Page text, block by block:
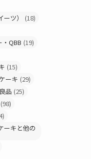
ツ）
(18)
QBB (19)
(15)
ーキ (29)
品 (25)
(98)
ーキと他の